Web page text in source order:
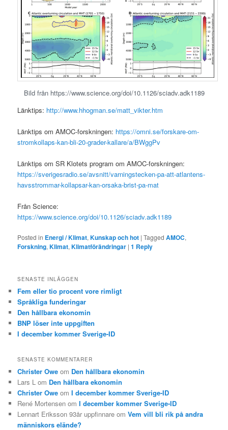
Bild från https://www.science.org/doi/10.1126/sciadv.adk1189
Länktips: http://www.hhogman.se/matt_vikter.htm
Länktips om AMOC-forskningen: https://omni.se/forskare-om-
stromkollaps-kan-bli-20-grader-kallare/a/BWggPv
Länktips om SR Klotets program om AMOC-forskningen:
https://sverigesradio.se/avsnitt/varningstecken-pa-att-atlantens-
havsstrommar-kollapsar-kan-orsaka-brist-pa-mat
Från Science:
https://www.science.org/doi/10.1126/sciadv.adk1189
Posted in Energi / Klimat,Kunskap och hot |Tagged AMOC,
Forskning,Klimat,Klimatförändringar |1 Reply
SENASTE INLÄGGEN
Fem eller tio procent vore rimligt
Språkliga funderingar
Den hållbara ekonomin
BNP löser inte uppgiften
I december kommer Sverige-ID
SENASTE KOMMENTARER
Christer Owe om Den hållbara ekonomin
Lars L om Den hållbara ekonomin
Christer Owe omI december kommer Sverige-ID
René Mortensen omI december kommer Sverige-ID
Lennart Eriksson 93år uppfinnare omVem vill bli rik på andra
människors elände?